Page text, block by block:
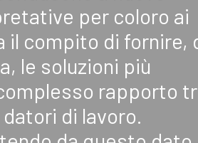
per coloro ai
il compito di fornire,
le soluzioni più
rapporto
di lavoro.